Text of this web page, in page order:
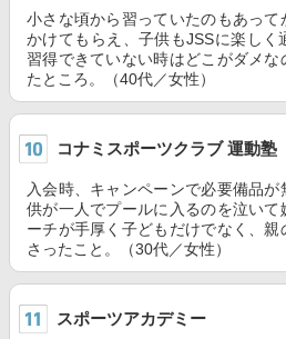
小さな頃から習っていたのもあっ
かけてもらえ、子供もJSSに楽しく
習得できていない時はどこがダメ
たところ。（40代／女性）
コナミスポーツクラブ 運動塾
入会時、キャンペーンで必要備品
供が一人でプールに入るのを泣いて
ーチが手厚く子どもだけでなく、
さったこと。（30代／女性）
スポーツアカデミー